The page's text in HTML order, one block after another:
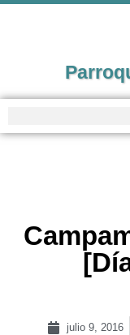
julio 9, 2016